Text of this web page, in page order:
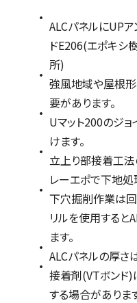
ALCパネルにUP
ドE206(エポキシ
所)
強風地域や屋根形
要があります。
Uマット200のジ
けます。
立上り部接着工法
レーエポで下地処
下穴掘削作業は回
リルを使用すると
ます。
ALCパネルの厚さ
接着剤(VTボンド)
する場合がありま